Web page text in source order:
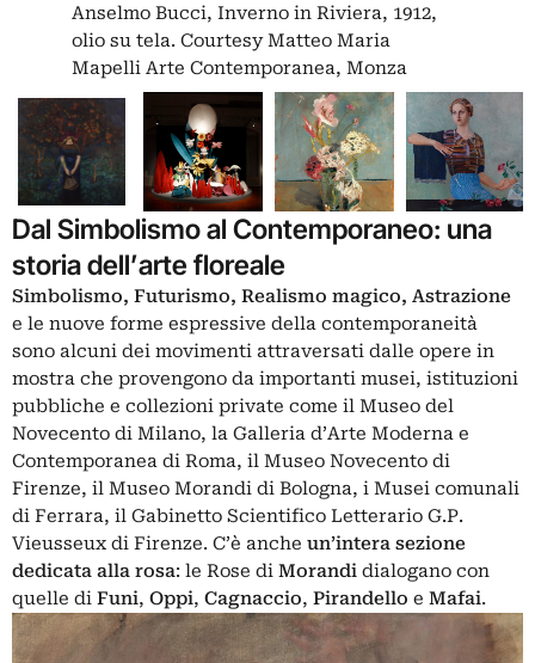
Anselmo Bucci, Inverno in Riviera, 1912,
olio su tela. Courtesy Matteo Maria
Mapelli Arte Contemporanea, Monza
Dal Simbolismo al Contemporaneo: una
storia dell’arte floreale
Simbolismo, Futurismo, Realismo magico, Astrazione
e le nuove forme espressive della contemporaneità
sono alcuni dei movimenti attraversati dalle opere in
mostra che provengono da importanti musei, istituzioni
pubbliche e collezioni private come il Museo del
Novecento di Milano, la Galleria d’Arte Moderna e
Contemporanea di Roma, il Museo Novecento di
Firenze, il Museo Morandi di Bologna, i Musei comunali
di Ferrara, il Gabinetto Scientifico Letterario G.P.
Vieusseux di Firenze. C’è anche un’intera sezione
dedicata alla rosa: le Rose di Morandi dialogano con
quelle di Funi, Oppi, Cagnaccio, Pirandello e Mafai.